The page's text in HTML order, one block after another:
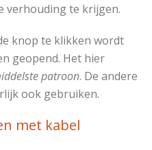
verhouding te krijgen.
knop te klikken wordt
geopend. Het hier
patroon. De andere
ook gebruiken.
met kabel